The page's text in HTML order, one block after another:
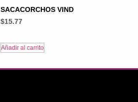
SACACORCHOS VIND
$15.77
Añadir al carrito